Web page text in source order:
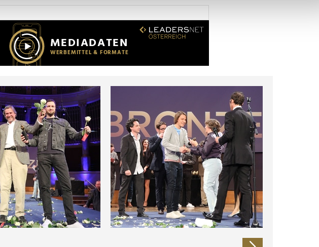
und Anzeigen zu personalisieren, Funktionen für soziale Medien anbieten zu
soziale Medien, Werbung und Analysen weiter. Unsere Partner führen diese
zusammen, die Sie ihnen bereitgestellt haben oder die sie im Rahmen Ihrer